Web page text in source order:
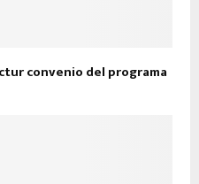
convenio del programa